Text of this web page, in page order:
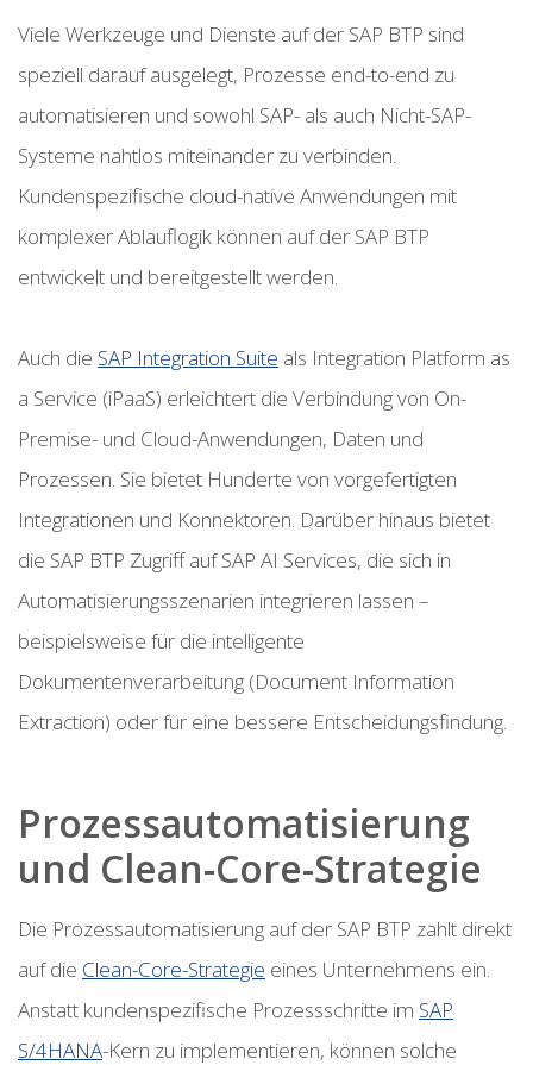
Viele Werkzeuge und Dienste auf der SAP BTP sind
speziell darauf ausgelegt, Prozesse end-to-end zu
automatisieren und sowohl SAP- als auch Nicht-SAP-
Systeme nahtlos miteinander zu verbinden.
Kundenspezifische cloud-native Anwendungen mit
komplexer Ablauflogik können auf der SAP BTP
entwickelt und bereitgestellt werden.
Auch die SAP Integration Suite als Integration Platform as
a Service (iPaaS) erleichtert die Verbindung von On-
Premise- und Cloud-Anwendungen, Daten und
Prozessen. Sie bietet Hunderte von vorgefertigten
Integrationen und Konnektoren. Darüber hinaus bietet
die SAP BTP Zugriff auf SAP AI Services, die sich in
Automatisierungsszenarien integrieren lassen –
beispielsweise für die intelligente
Dokumentenverarbeitung (Document Information
Extraction) oder für eine bessere Entscheidungsfindung.
Prozessautomatisierung
und Clean-Core-Strategie
Die Prozessautomatisierung auf der SAP BTP zahlt direkt
auf die Clean-Core-Strategie eines Unternehmens ein.
Anstatt kundenspezifische Prozessschritte im SAP
S/4HANA-Kern zu implementieren, können solche